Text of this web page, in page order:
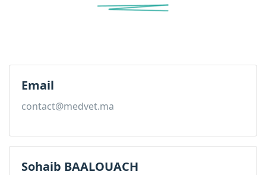
Email
contact@medvet.ma
Sohaib BAALOUACH